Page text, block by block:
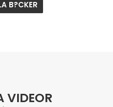
B?CKER
VIDEOR